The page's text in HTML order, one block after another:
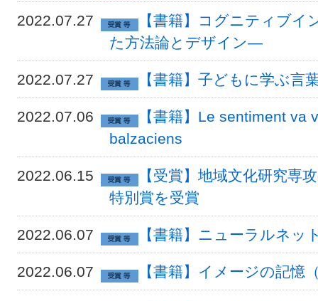
2022.07.27
【書籍】コグニティブ
た方法論とデザイン―
2022.07.27 【書籍】子どもに学ぶ言
2022.07.06
【書籍】Le sentiment
balzaciens
2022.06.15
【受賞】地域文化研究専
特別賞を受賞
2022.06.07 【書籍】ニューラルネ
2022.06.07 【書籍】イメージの記